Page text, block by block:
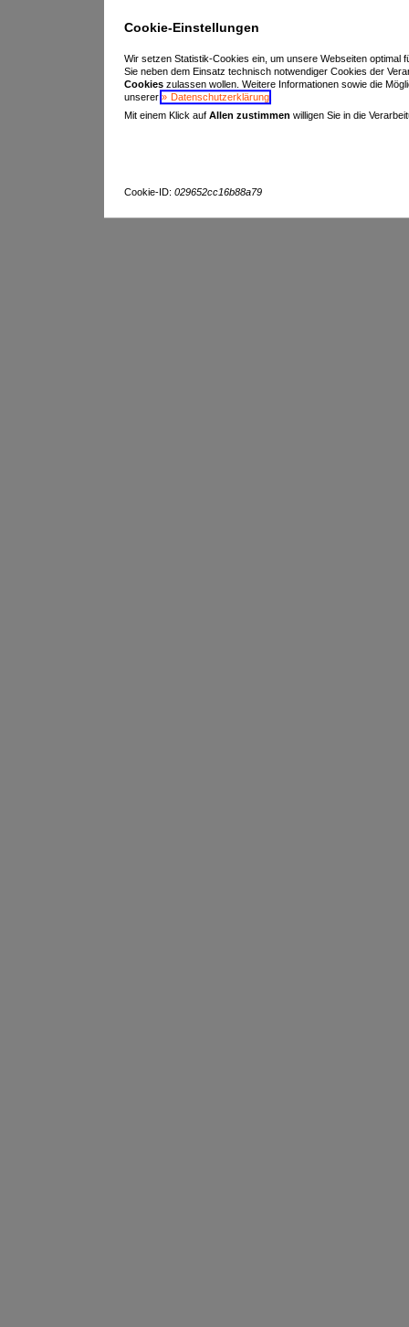
Cookie-Einstellungen
Wir setzen Statistik-Cookies ein, um unsere Webseiten
Sie neben dem Einsatz technisch notwendiger Cookies der
Cookieszulassen wollen. Weitere Informationen sowie die
unserer
Datenschutzerklärung.
Mit einem Klick auf Allen zustimmen willigen Sie in die
Cookie-ID: 029652cc16b88a79